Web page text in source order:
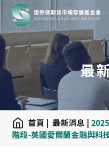
最
首頁 | 最新消息 |
階段-英國愛爾蘭金融與科